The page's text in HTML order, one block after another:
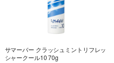
サマーバー クラッシュミントリフレッ
シャークール10 70g